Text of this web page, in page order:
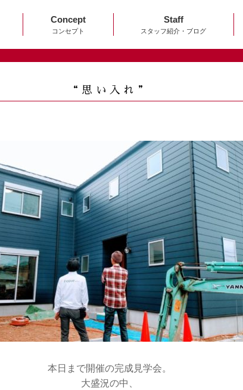
Concept
コンセプト
Staff
スタッフ紹介・ブログ
“思い入れ”
本日まで開催の完成見学会。
大盛況の中、